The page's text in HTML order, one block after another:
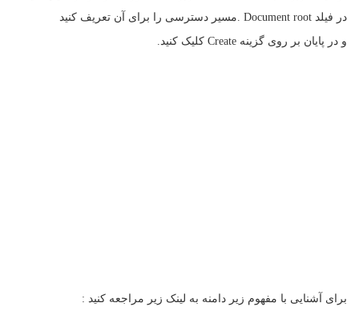
در فیلد Document root .مسیر دسترسی را برای آن تعریف کنید
و در پایان بر روی گزینه Create کلیک کنید.
برای آشنایی با مفهوم زیر دامنه به لینک زیر مراجعه کنید :